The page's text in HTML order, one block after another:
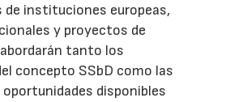
instituciones europeas,
y proyectos de
tanto los
concepto SSbD como las
disponibles